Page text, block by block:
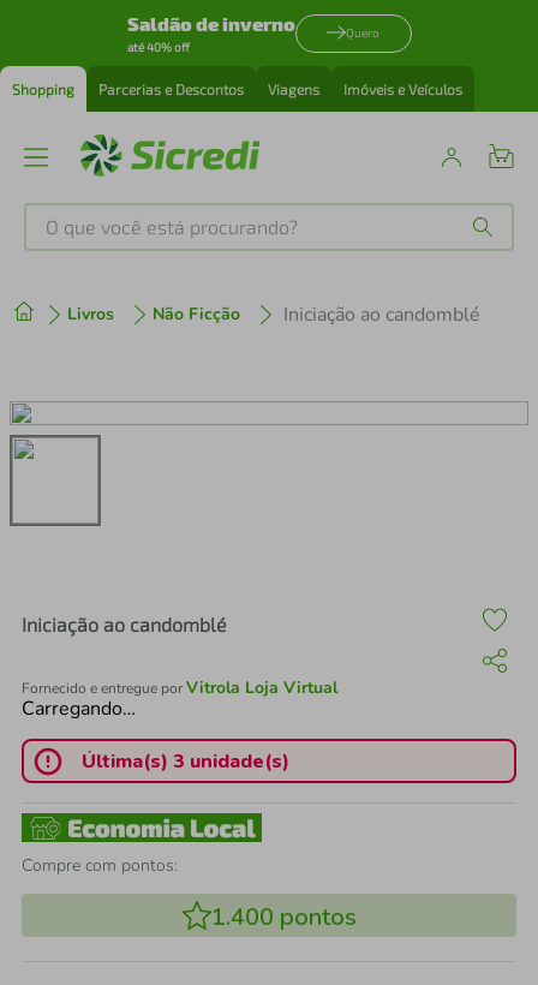
Saldão de inverno
até 40% off
Quero
Shopping Parcerias e Descontos Viagens Imóveis e Veículos
O que você está procurando?
Livros Não Ficção Iniciação ao candomblé
Iniciação ao candomblé
Fornecido e entregue porVitrola Loja Virtual
Carregando…
Última(s) 3 unidade(s)
Compre com pontos:
1.400 pontos
2º cafeteira